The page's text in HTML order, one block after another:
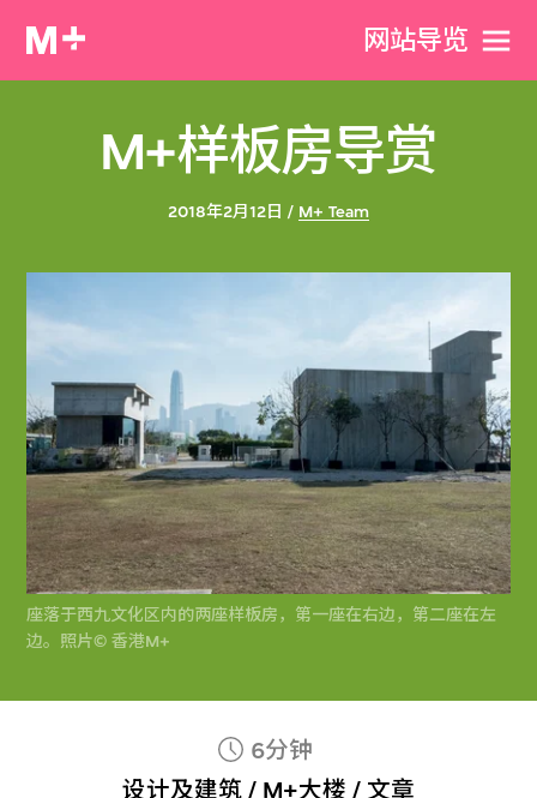
网站导览
2018年2月12日 / M+ Team
M+样板房导赏
座落于西九文化区内的两座样板房，第一座在右边，第二座在左
边。照片© 香港M+
6分钟
设计及建筑 / M+大楼 / 文章